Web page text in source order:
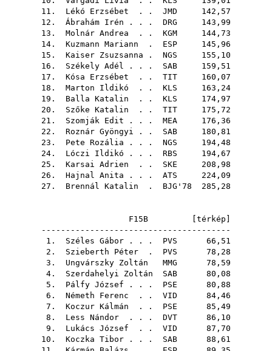
11. Lékó Erzsébet . . JMD 142,57
12. Ábrahám Irén . . . DRG 143,99
13. Molnár Andrea . . KGM 144,73
14. Kuzmann Mariann . ESP 145,96
15. Kaiser Zsuzsanna . NGS 155,10
16. Székely Adél . . . SAB 159,51
17. Kósa Erzsébet . . TIT 160,07
18. Marton Ildikó . . KLS 163,24
19. Balla Katalin . . KLS 174,97
20. Szőke Katalin . . TIT 175,72
21. Szomják Edit . . . MEA 176,36
22. Roznár Gyöngyi . . SAB 180,81
23. Pete Rozália . . . NGS 194,48
24. Lóczi Ildikó . . . RBS 194,67
25. Karsai Adrien . . SKE 208,98
26. Hajnal Anita . . . ATS 224,09
27. Brennál Katalin . BJG'78 285,28
F15B [ térkép
---------------------------------------
1. Széles Gábor . . . PVS 66,51
2. Szieberth Péter . PVS 78,28
3. Ungvárszky Zoltán MMG 78,59
4. Szerdahelyi Zoltán SAB 80,08
5. Pálfy József . . . PSE 80,88
6. Németh Ferenc . . VID 84,46
7. Koczur Kálmán . . PSE 85,49
8. Less Nándor . . . DVT 86,10
9. Lukács József . . VID 87,70
10. Koczka Tibor . . . SAB 88,61